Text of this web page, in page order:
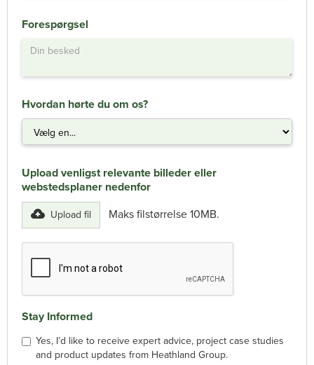
Forespørgsel
Hvordan hørte du om os?
Upload venligst relevante billeder eller
webstedsplaner nedenfor
Upload fil Maks filstørrelse 10MB.
Stay Informed
Yes, I’d like to receive expert advice, project case studies
and product updates from Heathland Group.